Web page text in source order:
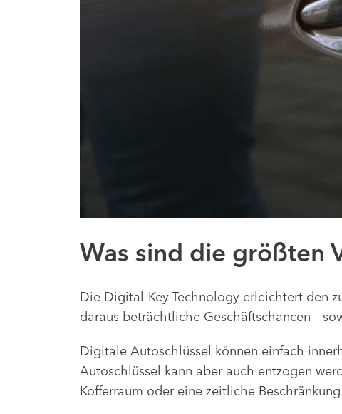
Was sind die größten
Die Digital-Key-Technology erleichtert den
daraus beträchtliche Geschäftschancen –
Digitale Autoschlüssel können einfach
Autoschlüssel kann aber auch entzogen
Kofferraum oder eine zeitliche